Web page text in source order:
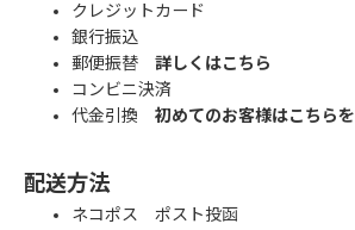
クレジットカード
銀行振込
郵便振替 詳しくはこちら
コンビニ決済
代金引換 初めてのお客様はこちら
配送方法
ネコポス ポスト投函